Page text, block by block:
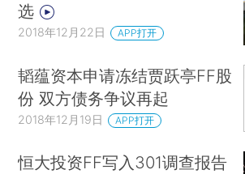
选
2018年12月22日 APP打开
韬蕴资本申请冻结贾跃亭FF股
份 双方债务争议再起
2018年12月19日 APP打开
恒大投资FF写入301调查报告